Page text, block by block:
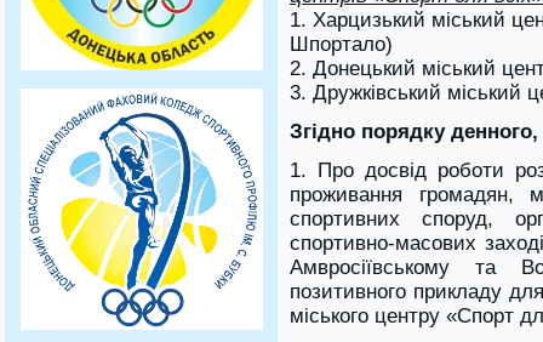
1. Харцизький міський
Шпортало)
2. Донецький міський
3. Дружківський міський
Згідно порядку денного,
1. Про досвід роботи
проживання громадян,
спортивних споруд,
спортивно-масових
Амвросіївському та
позитивного прикладу
міського центру «Спорт